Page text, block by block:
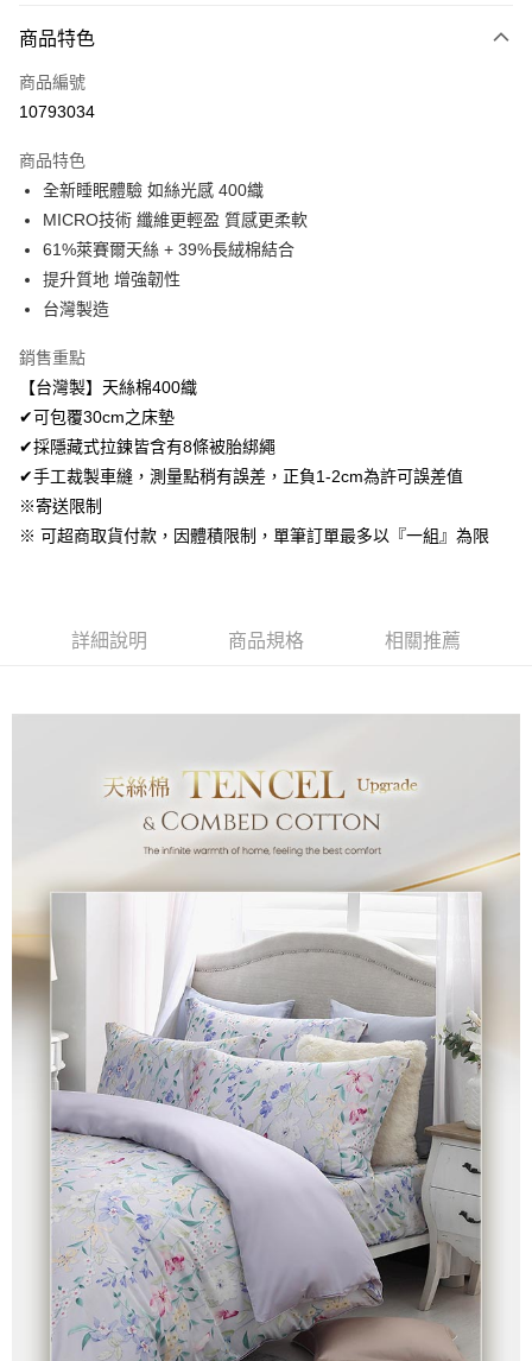
信用卡一次付款
超商取貨付款
Apple Pay
悠遊付
Google Pay
AFTEE先享後付
相關說明
AFTEE先享後付是「在收到商品之後才付款」的支付方式。 讓您購物簡單
便利好安心！
１．簡單：不需註冊會員、不需綁卡、不需儲值。
２．便利：只要手機號碼，簡訊認證，即可結帳。
３．安心：先確認商品／服務後，再付款。
１．於結帳方式選擇「AFTEE先享後付」後，將跳轉至「AFTEE先享後付」
ATM／網路銀行／等多元方式進行付款，方視為交易完成。
※ 請注意：結帳手續完成當下不需立刻繳費，但若您需要取消訂單，請聯絡
※ 交易是否成功請以「AFTEE先享後付 」之結帳頁面顯示為準，若有關於
【注意事項】
１．透過由恩沛科技股份有限公司提供之「AFTEE先享後付」服務完成之交
易，需依本服務之必要範圍內提供個人資料，並將交易相關給付款項請求債
２．關於個人資料處理事宜，請瀏覽以下網址：
「AFTEE先享後付」，若未經同意申辦者引起之損失，本公司不負相關責
任。
４．使用「AFTEE先享後付」時，將依據個別帳號之用戶狀況，依本公司即
時審查核予不同之上限額度；若仍有額度不足之情形，本公司將視審查結果
請求用戶進行身份認證。
５．嚴禁一人註冊多個帳號或使用他人資訊註冊。若發現惡意使用之情形，
恩沛科技股份有限公司將有權停止該用戶之使用額度並採取法律行動。
ATM付款
運送方式
全家取貨付款
免運費
7-11取貨付款
付款後7-11取貨
每筆NT$100，滿NT$499(含以上)免運費
每筆NT$100，滿NT$499(含以上)免運費
商品特色
商品編號
10793034
商品特色
全新睡眠體驗 如絲光感 400織
MICRO技術 纖維更輕盈 質感更柔軟
61%萊賽爾天絲 + 39%長絨棉結合
提升質地 增強韌性
台灣製造
銷售重點
【台灣製】天絲棉400織
✔可包覆30cm之床墊
✔採隱藏式拉鍊皆含有8條被胎綁繩
✔手工裁製車縫，測量點稍有誤差，正負1-2cm為許可誤差值
※寄送限制
※ 可超商取貨付款，因體積限制，單筆訂單最多以『一組』為限
詳細說明 商品規格 相關推薦